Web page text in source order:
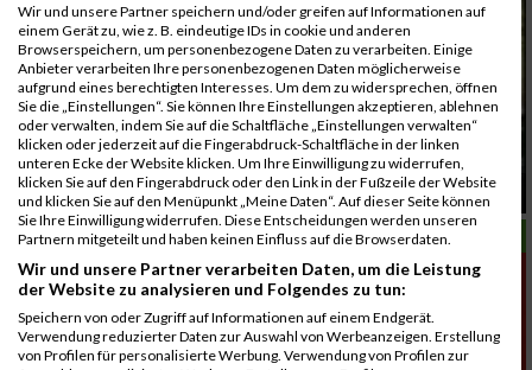
Anningerland MTB-Marathon
LAUFSPORT
Wir und unsere Partner speichern und/oder greifen auf Informationen auf
einem Gerät zu, wie z. B. eindeutige IDs in cookie und anderen
Browserspeichern, um personenbezogene Daten zu verarbeiten. Einige
Anbieter verarbeiten Ihre personenbezogenen Daten möglicherweise
aufgrund eines berechtigten Interesses. Um dem zu widersprechen, öffnen
Sie die „Einstellungen“. Sie können Ihre Einstellungen akzeptieren, ablehnen
oder verwalten, indem Sie auf die Schaltfläche „Einstellungen verwalten“
klicken oder jederzeit auf die Fingerabdruck-Schaltfläche in der linken
unteren Ecke der Website klicken. Um Ihre Einwilligung zu widerrufen,
klicken Sie auf den Fingerabdruck oder den Link in der Fußzeile der Website
und klicken Sie auf den Menüpunkt „Meine Daten“. Auf dieser Seite können
Sie Ihre Einwilligung widerrufen. Diese Entscheidungen werden unseren
Partnern mitgeteilt und haben keinen Einfluss auf die Browserdaten.
Wir und unsere Partner verarbeiten Daten, um die Leistung
der Website zu analysieren und Folgendes zu tun:
Speichern von oder Zugriff auf Informationen auf einem Endgerät.
Verwendung reduzierter Daten zur Auswahl von Werbeanzeigen. Erstellung
von Profilen für personalisierte Werbung. Verwendung von Profilen zur